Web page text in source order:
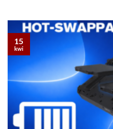
15
kwi